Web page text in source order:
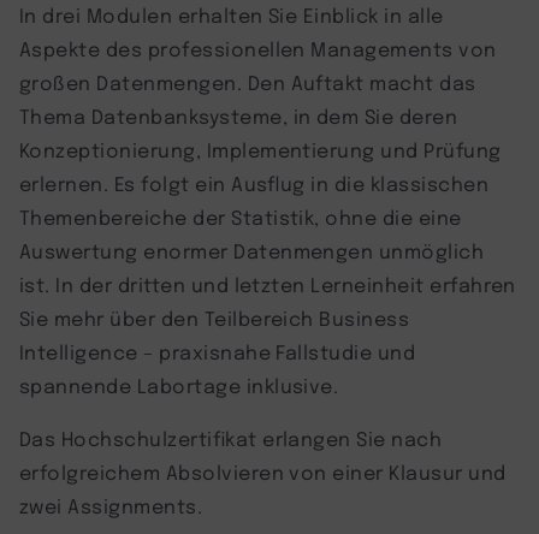
In drei Modulen erhalten Sie Einblick in alle
Aspekte des professionellen Managements von
großen Datenmengen. Den Auftakt macht das
Thema Datenbanksysteme, in dem Sie deren
Konzeptionierung, Implementierung und Prüfung
erlernen. Es folgt ein Ausflug in die klassischen
Themenbereiche der Statistik, ohne die eine
Auswertung enormer Datenmengen unmöglich
ist. In der dritten und letzten Lerneinheit erfahren
Sie mehr über den Teilbereich Business
Intelligence – praxisnahe Fallstudie und
spannende Labortage inklusive.
Das Hochschulzertifikat erlangen Sie nach
erfolgreichem Absolvieren von einer Klausur und
zwei Assignments.